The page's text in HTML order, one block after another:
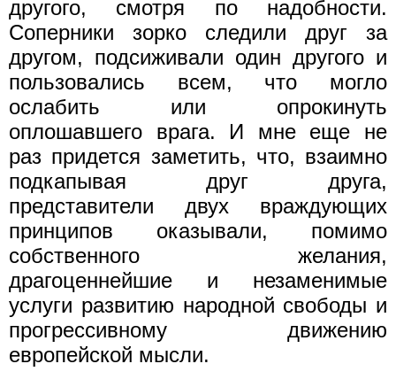
другого, смотря по надобности.
Соперники зорко следили друг за
другом, подсиживали один другого и
пользовались всем, что могло
ослабить или опрокинуть
оплошавшего врага. И мне еще не
раз придется заметить, что, взаимно
подкапывая друг друга,
представители двух враждующих
принципов оказывали, помимо
собственного желания,
драгоценнейшие и незаменимые
услуги развитию народной свободы и
прогрессивному движению
европейской мысли.